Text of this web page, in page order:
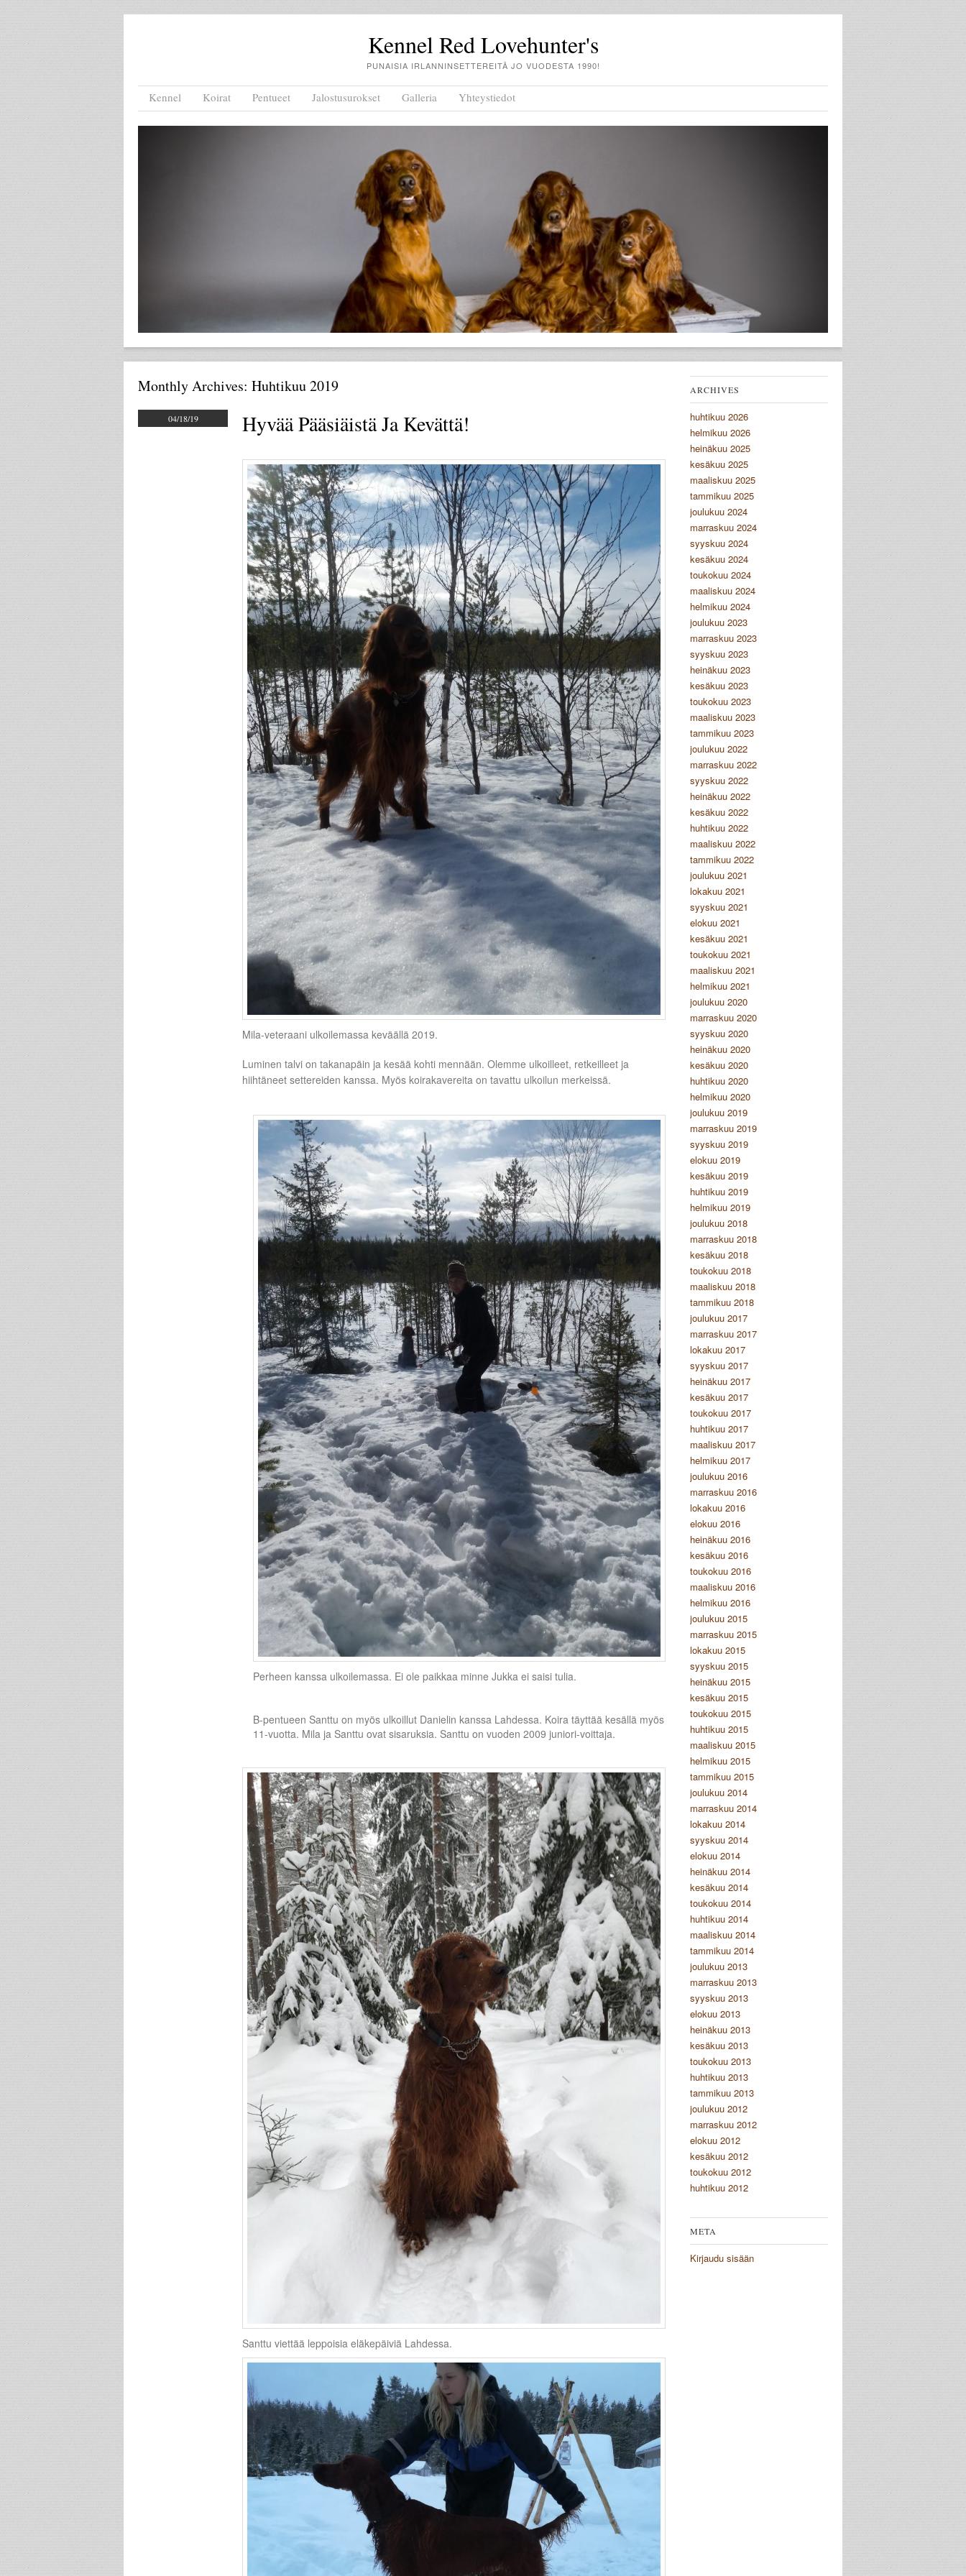
Kennel Red Lovehunter's
PUNAISIA IRLANNINSETTEREITÄ JO VUODESTA 1990!
Menu
Skip to content
Kennel Koirat Pentueet Jalostusurokset Galleria Yhteystiedot
Monthly Archives: Huhtikuu 2019
04/18/19 Hyvää Pääsiäistä Ja Kevättä!
Mila-veteraani ulkoilemassa keväällä 2019.
Luminen talvi on takanapäin ja kesää kohti mennään. Olemme ulkoilleet, retkeilleet ja
hiihtäneet settereiden kanssa. Myös koirakavereita on tavattu ulkoilun merkeissä.
Perheen kanssa ulkoilemassa. Ei ole paikkaa minne Jukka ei saisi tulia.
B-pentueen Santtu on myös ulkoillut Danielin kanssa Lahdessa. Koira täyttää kesällä myös
11-vuotta. Mila ja Santtu ovat sisaruksia. Santtu on vuoden 2009 juniori-voittaja.
Santtu viettää leppoisia eläkepäiviä Lahdessa.
ARCHIVES
huhtikuu 2026
helmikuu 2026
heinäkuu 2025
kesäkuu 2025
maaliskuu 2025
tammikuu 2025
joulukuu 2024
marraskuu 2024
syyskuu 2024
kesäkuu 2024
toukokuu 2024
maaliskuu 2024
helmikuu 2024
joulukuu 2023
marraskuu 2023
syyskuu 2023
heinäkuu 2023
kesäkuu 2023
toukokuu 2023
maaliskuu 2023
tammikuu 2023
joulukuu 2022
marraskuu 2022
syyskuu 2022
heinäkuu 2022
kesäkuu 2022
huhtikuu 2022
maaliskuu 2022
tammikuu 2022
joulukuu 2021
lokakuu 2021
syyskuu 2021
elokuu 2021
kesäkuu 2021
toukokuu 2021
maaliskuu 2021
helmikuu 2021
joulukuu 2020
marraskuu 2020
syyskuu 2020
heinäkuu 2020
kesäkuu 2020
huhtikuu 2020
helmikuu 2020
joulukuu 2019
marraskuu 2019
syyskuu 2019
elokuu 2019
kesäkuu 2019
huhtikuu 2019
helmikuu 2019
joulukuu 2018
marraskuu 2018
kesäkuu 2018
toukokuu 2018
maaliskuu 2018
tammikuu 2018
joulukuu 2017
marraskuu 2017
lokakuu 2017
syyskuu 2017
heinäkuu 2017
kesäkuu 2017
toukokuu 2017
huhtikuu 2017
maaliskuu 2017
helmikuu 2017
joulukuu 2016
marraskuu 2016
lokakuu 2016
elokuu 2016
heinäkuu 2016
kesäkuu 2016
toukokuu 2016
maaliskuu 2016
helmikuu 2016
joulukuu 2015
marraskuu 2015
lokakuu 2015
syyskuu 2015
heinäkuu 2015
kesäkuu 2015
toukokuu 2015
huhtikuu 2015
maaliskuu 2015
helmikuu 2015
tammikuu 2015
joulukuu 2014
marraskuu 2014
lokakuu 2014
syyskuu 2014
elokuu 2014
heinäkuu 2014
kesäkuu 2014
toukokuu 2014
huhtikuu 2014
maaliskuu 2014
tammikuu 2014
joulukuu 2013
marraskuu 2013
syyskuu 2013
elokuu 2013
heinäkuu 2013
kesäkuu 2013
toukokuu 2013
huhtikuu 2013
tammikuu 2013
joulukuu 2012
marraskuu 2012
elokuu 2012
kesäkuu 2012
toukokuu 2012
huhtikuu 2012
META
Kirjaudu sisään